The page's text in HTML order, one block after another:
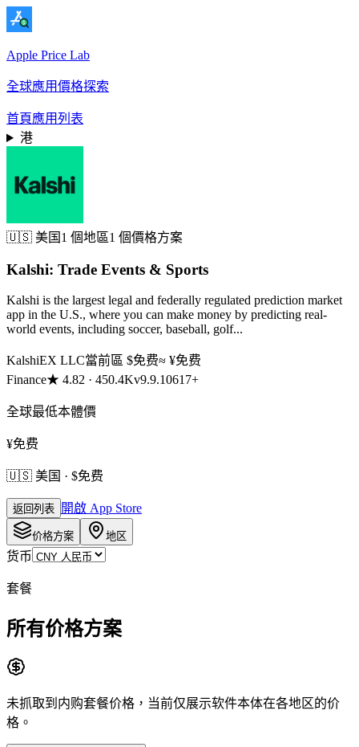
Apple Price Lab
全球應用價格探索
首頁應用列表
港
🇺🇸 美国 1 個地區1 個價格方案
Kalshi: Trade Events & Sports
Kalshi is the largest legal and federally regulated prediction market
app in the U.S., where you can make money by predicting real-
world events, including soccer, baseball, golf...
KalshiEX LLC當前區 $免费≈ ¥免费
Finance★ 4.82 · 450.4Kv9.9.10617+
全球最低本體價
¥免费
🇺🇸 美国 · $免费
返回列表 開啟 App Store
价格方案 地区
货币
套餐
所有价格方案
未抓取到内购套餐价格，当前仅展示软件本体在各地区的价
格。